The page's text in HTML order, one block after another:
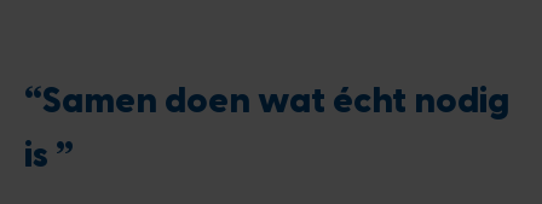
“Samen doen wat écht nodig
is ”